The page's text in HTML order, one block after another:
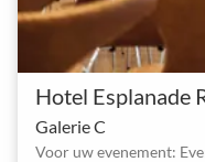
Hotel Esplanade
Galerie C
Voor uw evenement: